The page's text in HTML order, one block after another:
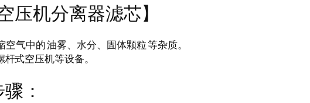
压机分离器滤芯】
中的 油雾、水分、固体颗粒 等杂质。
式空压机等设备。
：